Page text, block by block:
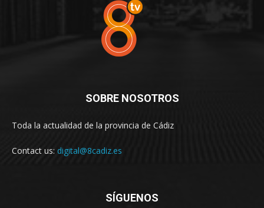
SOBRE NOSOTROS
Toda la actualidad de la provincia de Cádiz
Contact us: digital@8cadiz.es
SÍGUENOS